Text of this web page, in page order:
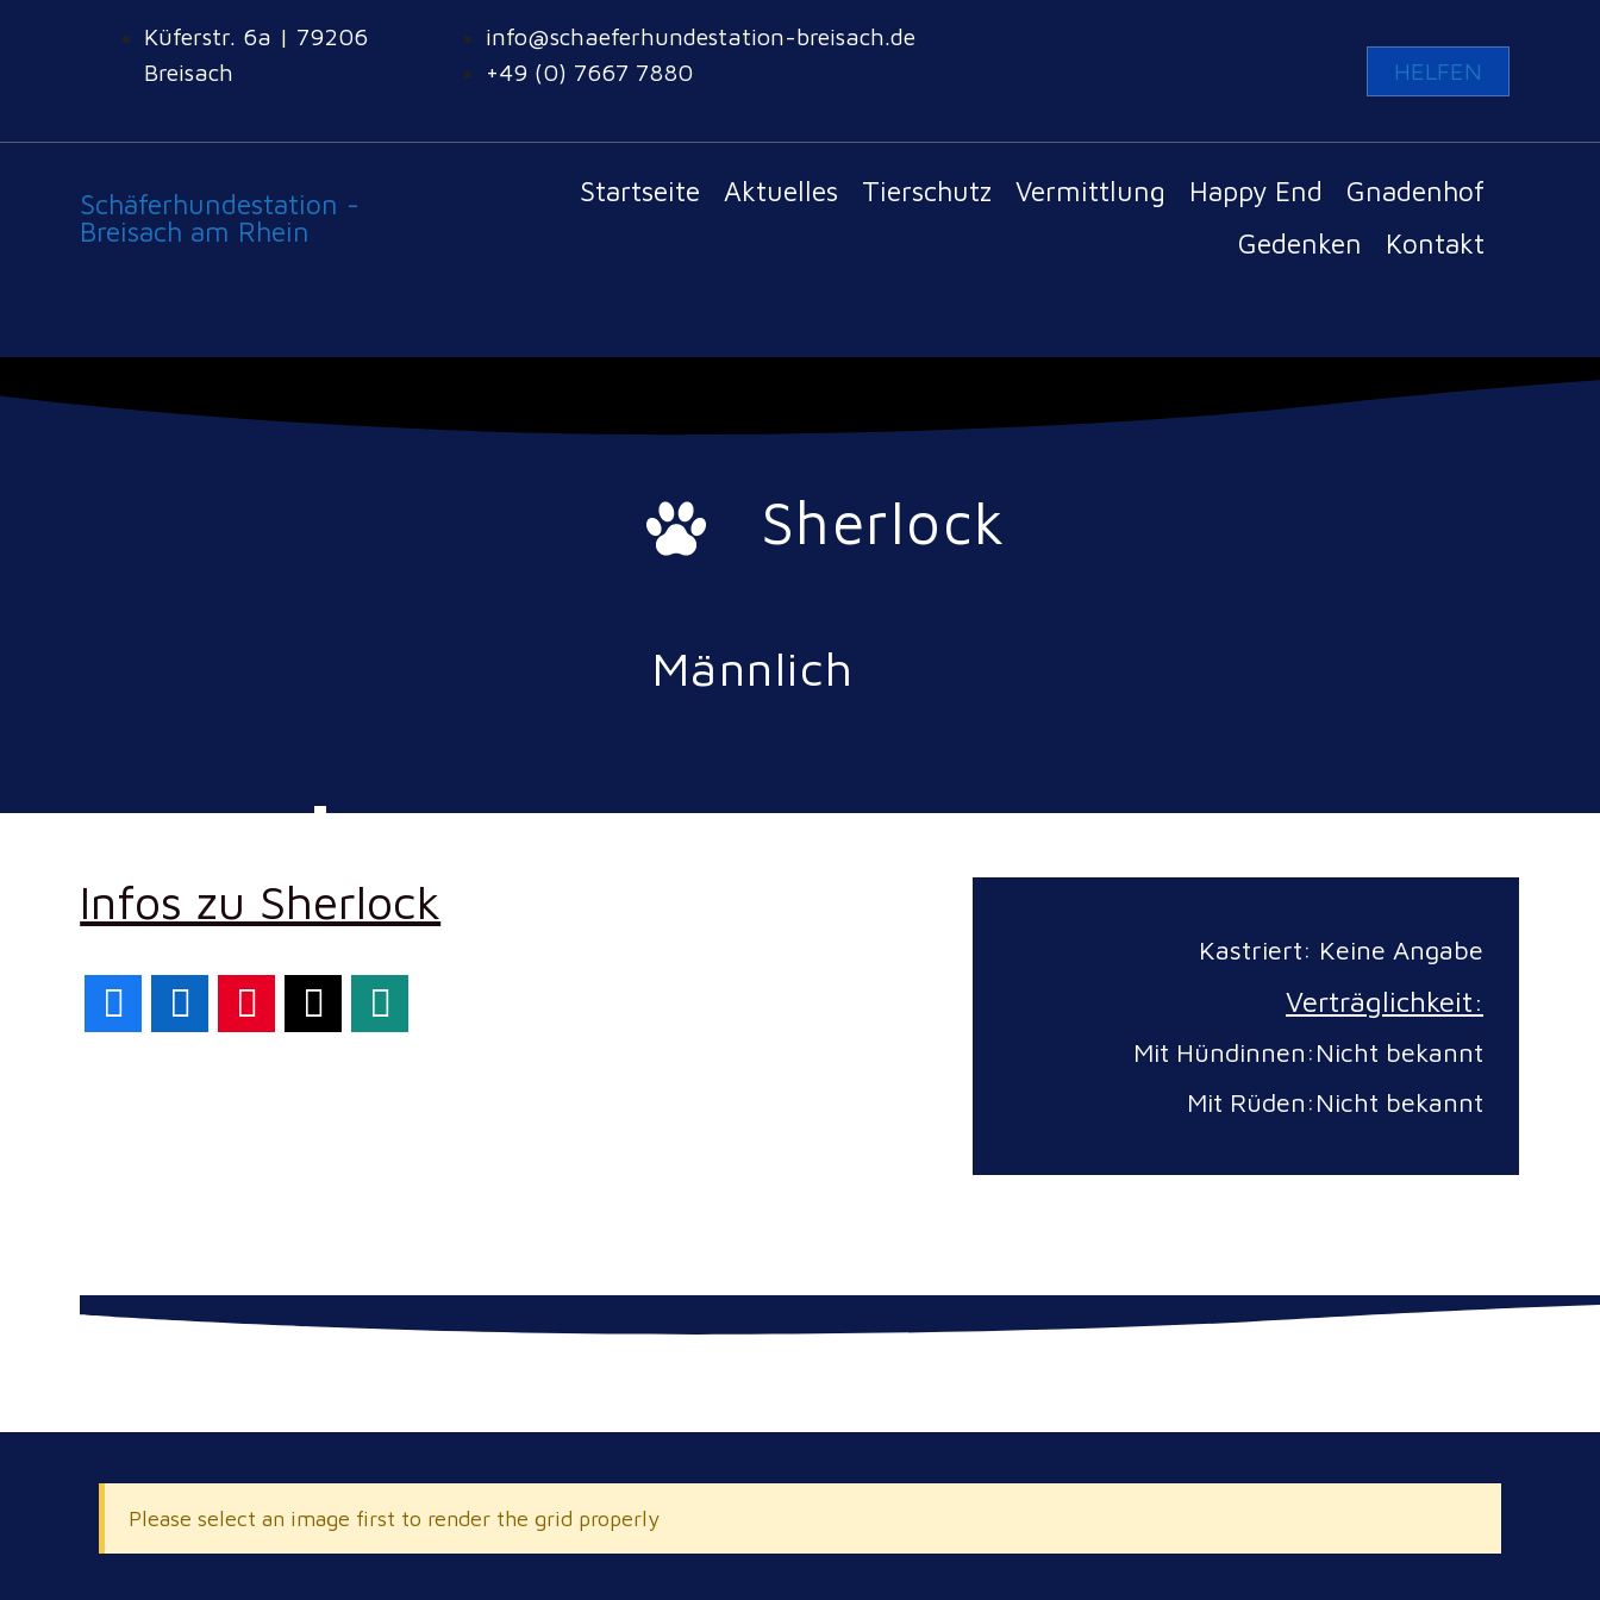
Küferstr. 6a | 79206
Breisach
info@schaeferhundestation-breisach.de
+49 (0) 7667 7880
HELFEN
Schäferhundestation -
Breisach am Rhein
Startseite Aktuelles Tierschutz Vermittlung Happy End
Gnadenhof
Gedenken
Kontakt
Sherlock
Männlich
Infos zu Sherlock
Kastriert: Keine Angabe
Verträglichkeit:
Mit Hündinnen:Nicht bekannt
Mit Rüden:Nicht bekannt
Please select an image first to render the grid properly